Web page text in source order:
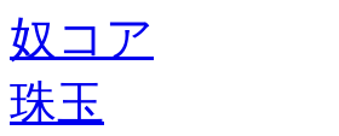
奴コア
珠玉